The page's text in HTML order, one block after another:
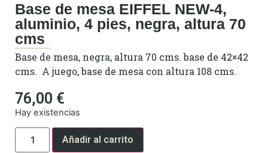
Base de mesa EIFFEL NEW-4,
aluminio, 4 pies, negra, altura 70
cms
Base de mesa, negra, altura 70 cms. base de 42×42
cms. A juego, base de mesa con altura 108 cms.
76,00 €
Hay existencias
Añadir al carrito